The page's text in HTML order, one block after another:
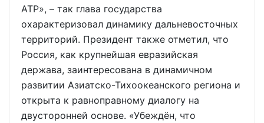
АТР», – так глава государства
охарактеризовал динамику дальневосточных
территорий. Президент также отметил, что
Россия, как крупнейшая евразийская
держава, заинтересована в динамичном
развитии Азиатско-Тихоокеанского региона и
открыта к равноправному диалогу на
двусторонней основе. «Убеждён, что